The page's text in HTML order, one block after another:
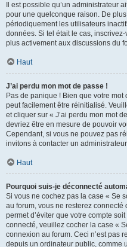
Il est possible qu’un administrateur
pour une quelconque raison. De
périodiquement les utilisateurs
données. Si tel était le cas,
plus activement aux discussions du
Haut
J’ai perdu mon mot de passe !
Pas de panique ! Bien que votre
peut facilement être réinitialisé.
et cliquer sur « J’ai perdu mon mot
devriez être en mesure de pouvoir
Cependant, si vous ne pouvez pas
invitons à contacter un
Haut
Pourquoi suis-je déconnecté
Si vous ne cochez pas la case « Se
au forum, vous ne resterez
permet d’éviter que votre compte
connecté, veuillez cocher la case «
connexion au forum. Ceci n’est pas
depuis un ordinateur public, comme